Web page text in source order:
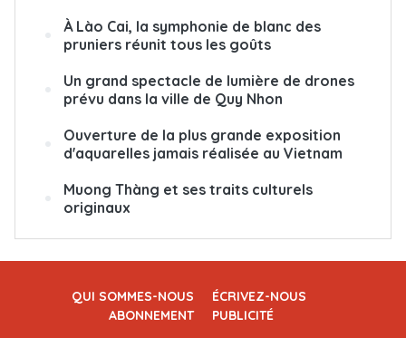
À Lào Cai, la symphonie de blanc des
pruniers réunit tous les goûts
Un grand spectacle de lumière de drones
prévu dans la ville de Quy Nhon
Ouverture de la plus grande exposition
d'aquarelles jamais réalisée au Vietnam
Muong Thàng et ses traits culturels
originaux
QUI SOMMES-NOUS
ÉCRIVEZ-NOUS
ABONNEMENT
PUBLICITÉ